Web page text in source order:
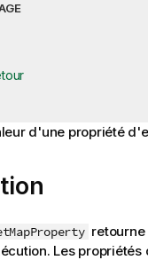
d'une propriété
Les propriétés